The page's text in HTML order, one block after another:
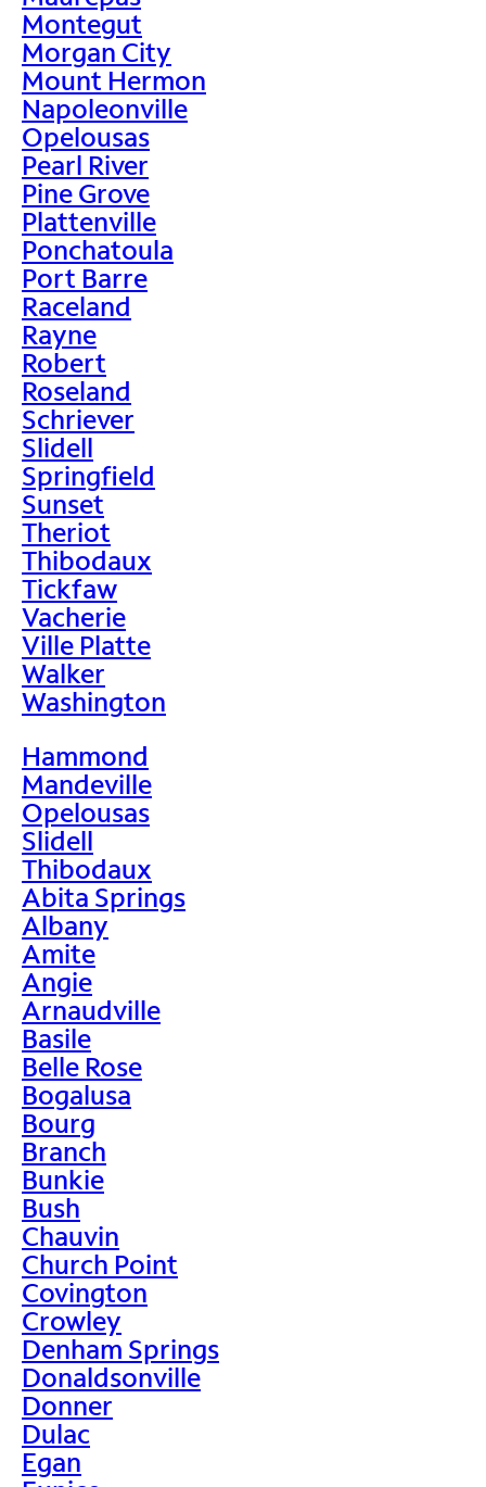
Montegut
Morgan City
Mount Hermon
Napoleonville
Opelousas
Pearl River
Pine Grove
Plattenville
Ponchatoula
Port Barre
Raceland
Rayne
Robert
Roseland
Schriever
Slidell
Springfield
Sunset
Theriot
Thibodaux
Tickfaw
Vacherie
Ville Platte
Walker
Washington
Hammond
Mandeville
Opelousas
Slidell
Thibodaux
Abita Springs
Albany
Amite
Angie
Arnaudville
Basile
Belle Rose
Bogalusa
Bourg
Branch
Bunkie
Bush
Chauvin
Church Point
Covington
Crowley
Denham Springs
Donaldsonville
Donner
Dulac
Egan